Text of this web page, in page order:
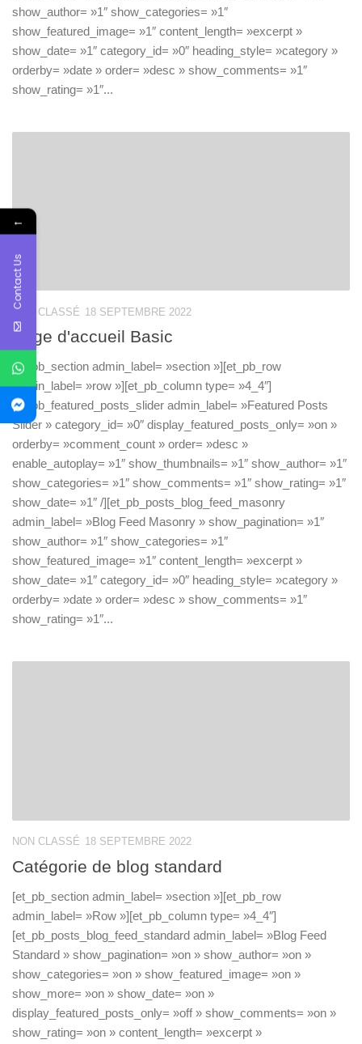
show_author= »1″ show_categories= »1″
show_featured_image= »1″ content_length= »excerpt »
show_date= »1″ category_id= »0″ heading_style= »category »
orderby= »date » order= »desc » show_comments= »1″
show_rating= »1″...
NON CLASSÉ 18 SEPTEMBRE 2022
Page d'accueil Basic
[et_pb_section admin_label= »section »][et_pb_row
admin_label= »row »][et_pb_column type= »4_4″]
[et_pb_featured_posts_slider admin_label= »Featured Posts
Slider » category_id= »0″ display_featured_posts_only= »on »
orderby= »comment_count » order= »desc »
enable_autoplay= »1″ show_thumbnails= »1″ show_author= »1″
show_categories= »1″ show_comments= »1″ show_rating= »1″
show_date= »1″ /][et_pb_posts_blog_feed_masonry
admin_label= »Blog Feed Masonry » show_pagination= »1″
show_author= »1″ show_categories= »1″
show_featured_image= »1″ content_length= »excerpt »
show_date= »1″ category_id= »0″ heading_style= »category »
orderby= »date » order= »desc » show_comments= »1″
show_rating= »1″...
NON CLASSÉ 18 SEPTEMBRE 2022
Catégorie de blog standard
[et_pb_section admin_label= »section »][et_pb_row
admin_label= »Row »][et_pb_column type= »4_4″]
[et_pb_posts_blog_feed_standard admin_label= »Blog Feed
Standard » show_pagination= »on » show_author= »on »
show_categories= »on » show_featured_image= »on »
show_more= »on » show_date= »on »
display_featured_posts_only= »off » show_comments= »on »
show_rating= »on » content_length= »excerpt »
←
Contact Us